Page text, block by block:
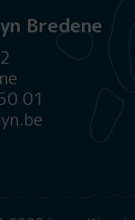
Bredene
01